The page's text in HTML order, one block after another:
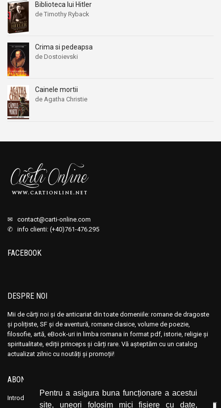
Pentru a asigura buna funcționare a acestui
site, uneori folosim mici fișiere cu date,
Biblioteca lui Hitler
de Timothy Ryback
Crima si pedeapsa
de Dostoievski
Cainele mortii
de Agatha Christie
✉ contact@carti-online.com
✆ info clienti: (+40)761-476.295
FACEBOOK
DESPRE NOI
Mii de cărți noi și de anticariat din toate domeniile: romane de dragoste
și polițiste, SF și de aventură, romane clasice, volume de poezie,
filosofie, artă, eBook-uri in limba romana in format pdf, istorie, religie și
spiritualitate, ediții princeps și cărți rare. Vă așteptăm cu un catalog
actualizat zilnic cu noutăți și promoții!
ABONEAZĂ-TE LA NEWSLETTER
Introduceți adresa dvs. de email și dați click pe butonul de abonare.